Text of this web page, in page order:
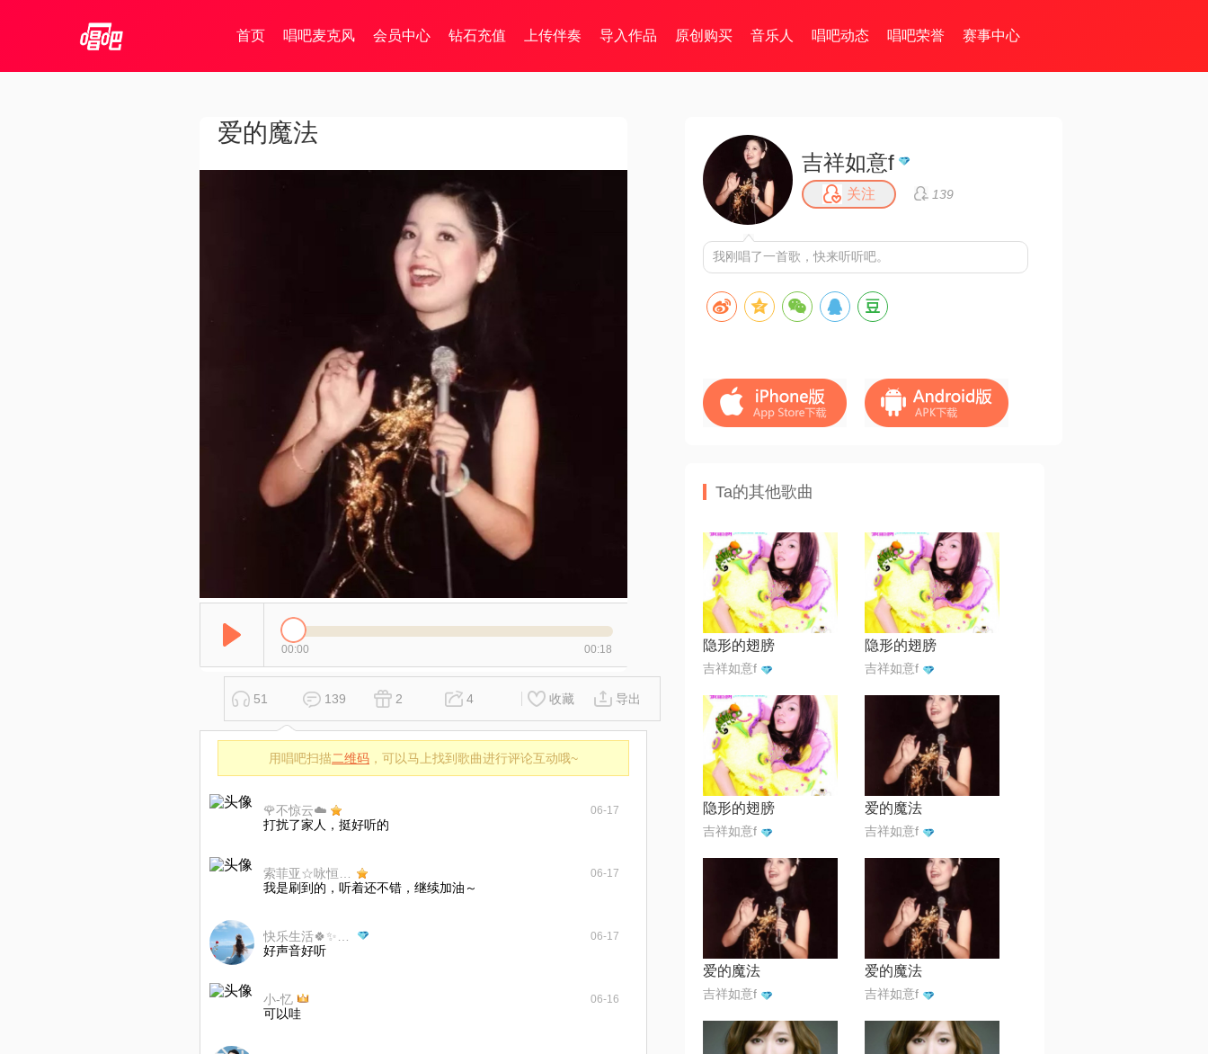
首页 唱吧麦克风 会员中心 钻石充值 上传伴奏 导入作品 原创购买 音乐人 唱吧动态 唱吧荣誉 赛事中心
爱的魔法
00:00 00:18
51 139 2 4 收藏 导出
用唱吧扫描二维码 ，可以马上找到歌曲进行评论互动哦~
🌹不惊云☁️ 06-17
打扰了家人，挺好听的
06-17
我是刷到的，听着还不错，继续加油～
06-17
好声音好听
小-忆 06-16
可以哇
吉祥如意f
关注 139
我刚唱了一首歌，快来听听吧。
Ta的其他歌曲
隐形的翅膀
吉祥如意f
隐形的翅膀
吉祥如意f
隐形的翅膀
吉祥如意f
爱的魔法
吉祥如意f
爱的魔法
吉祥如意f
爱的魔法
吉祥如意f